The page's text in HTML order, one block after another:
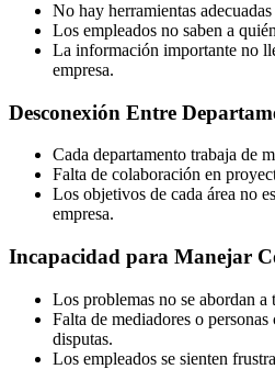
No hay herramientas
Los empleados no saben a
La información importante no
empresa.
Desconexión Entre
Cada departamento trabaja de
Falta de colaboración en
Los objetivos de cada área no
empresa.
Incapacidad para Manejar
Los problemas no se abordan a
Falta de mediadores o
disputas.
Los empleados se sienten